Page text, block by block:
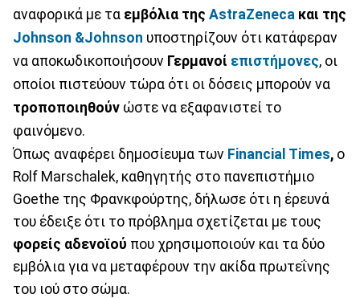
αναφορικά με τα εμβόλια της AstraZeneca και της
Johnson &Johnson υποστηρίζουν ότι κατάφεραν
να αποκωδικοποιήσουν Γερμανοί επιστήμονες, οι
οποίοι πιστεύουν τώρα ότι οι δόσεις μπορούν να
τροποποιηθούν ώστε να εξαφανιστεί το
φαινόμενο.
Όπως αναφέρει δημοσίευμα των Financial Times, ο
Rolf Marschalek, καθηγητής στο πανεπιστήμιο
Goethe της Φρανκφούρτης, δήλωσε ότι η έρευνά
του έδειξε ότι το πρόβλημα σχετίζεται με τους
φορείς αδενοϊού που χρησιμοποιούν και τα δύο
εμβόλια για να μεταφέρουν την ακίδα πρωτεΐνης
του ιού στο σώμα.